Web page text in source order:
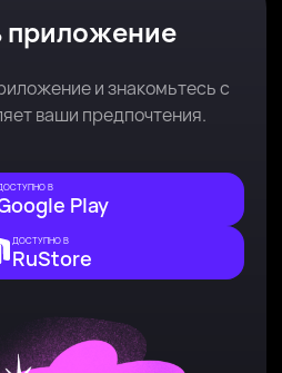
приложение
и знакомьтесь с
ваши предпочтения.
В
Play
ДОСТУПНО В
RuStore